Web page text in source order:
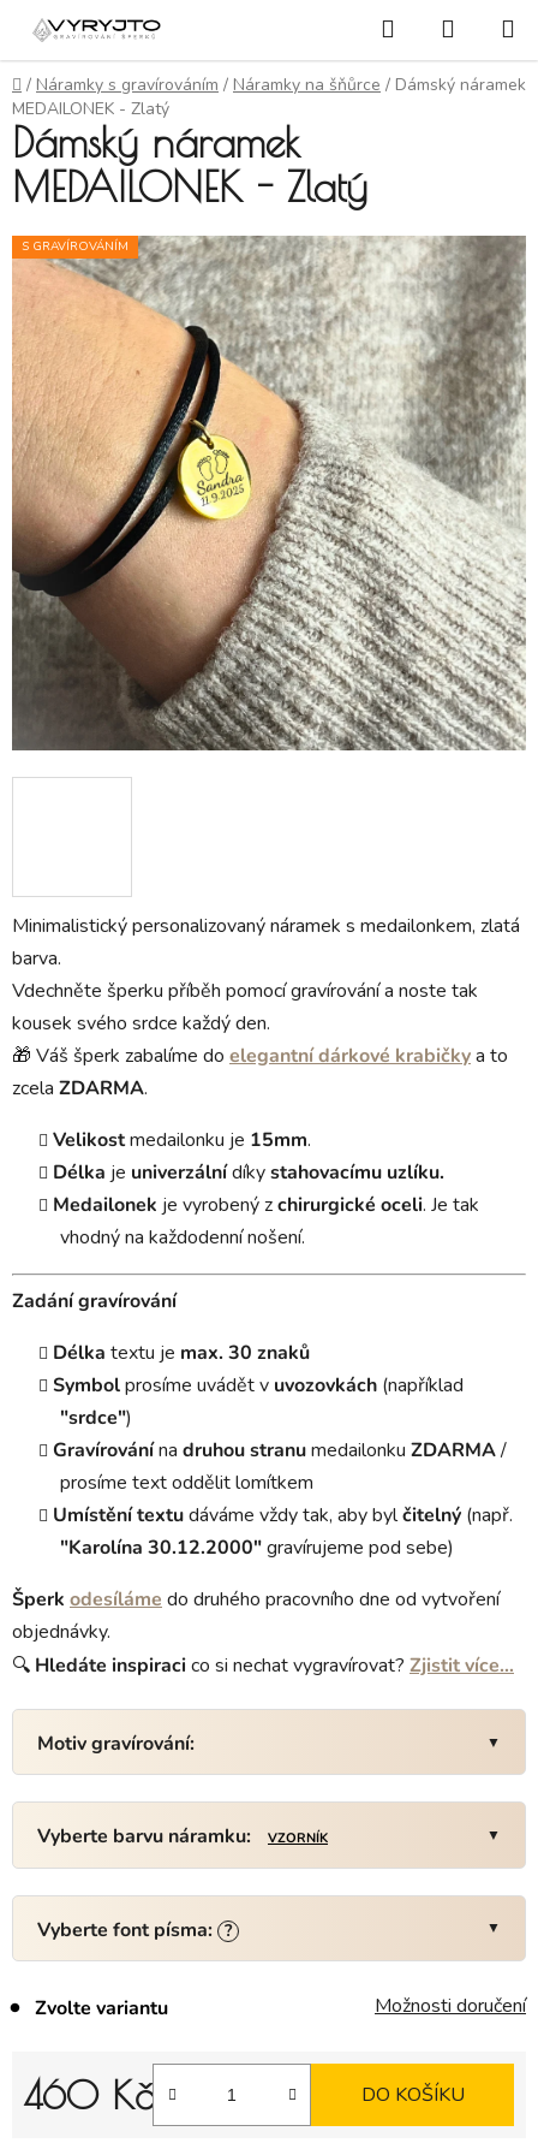
Přejít na obsah Hledat
Domů
/ Náramky s gravírováním / Náramky na šňůrce / Dámský náramek
MEDAILONEK - Zlatý
Minimalistický personalizovaný náramek s medailonkem, zlatá
barva.
Vdechněte šperku příběh pomocí gravírování a noste tak
kousek svého srdce každý den.
🎁 Váš šperk zabalíme do elegantní dárkové krabičkya to
zcela ZDARMA.
Velikostmedailonku je 15mm.
Délka je univerzálnídíkystahovacímu uzlíku.
Medailonek je vyrobený zchirurgické oceli. Je tak
vhodný na každodenní nošení.
Zadání gravírování
Délka textu je max. 30 znaků
Symbolprosíme uvádět v uvozovkách (například
"srdce")
Gravírovánína druhou stranumedailonku ZDARMA/
prosíme text oddělit lomítkem
Umístění textudáváme vždy tak, aby bylčitelný (např.
"Karolína 30.12.2000"gravírujeme pod sebe)
Šperk odesíláme do druhého pracovního dne od vytvoření
objednávky.
🔍 Hledáte inspiracico si nechat vygravírovat? Zjistit více…
Motiv gravírování:
Vyberte barvu náramku: VZORNÍK
Vyberte font písma: ?
Zvolte variantu Možnosti doručení
460 Kč DO KOŠÍKU
Dámský náramek
MEDAILONEK - Zlatý
S GRAVÍROVÁNÍM